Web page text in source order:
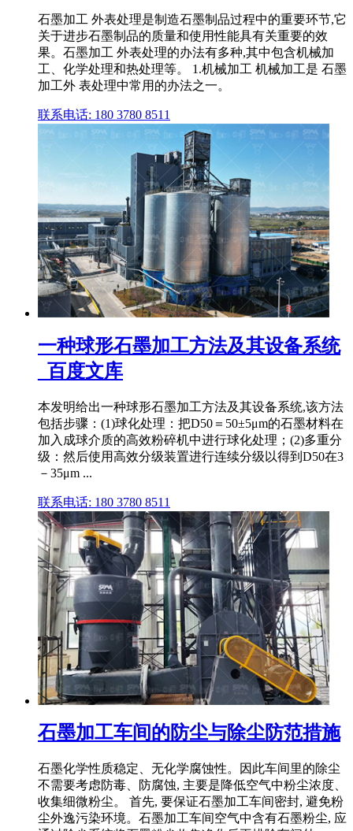
石墨加工 外表处理是制造石墨制品过程中的重要环节,它
关于进步石墨制品的质量和使用性能具有关重要的效
果。石墨加工 外表处理的办法有多种,其中包含机械加
工、化学处理和热处理等。 1.机械加工 机械加工是 石墨
加工外 表处理中常用的办法之一。
联系电话: 180 3780 8511
一种球形石墨加工方法及其设备系统
_百度文库
本发明给出一种球形石墨加工方法及其设备系统,该方法
包括步骤：(1)球化处理：把D50＝50±5μm的石墨材料在
加入成球介质的高效粉碎机中进行球化处理；(2)多重分
级：然后使用高效分级装置进行连续分级以得到D50在3
－35μm ...
联系电话: 180 3780 8511
石墨加工车间的防尘与除尘防范措施
石墨化学性质稳定、无化学腐蚀性。因此车间里的除尘
不需要考虑防毒、防腐蚀, 主要是降低空气中粉尘浓度、
收集细微粉尘。 首先, 要保证石墨加工车间密封, 避免粉
尘外逸污染环境。石墨加工车间空气中含有石墨粉尘, 应